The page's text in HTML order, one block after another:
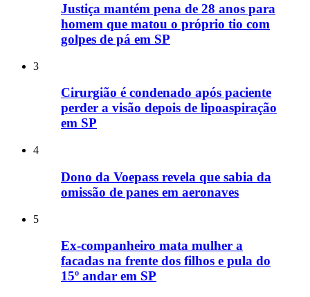
Justiça mantém pena de 28 anos para
homem que matou o próprio tio com
golpes de pá em SP
3
Cirurgião é condenado após paciente
perder a visão depois de lipoaspiração
em SP
4
Dono da Voepass revela que sabia da
omissão de panes em aeronaves
5
Ex-companheiro mata mulher a
facadas na frente dos filhos e pula do
15º andar em SP